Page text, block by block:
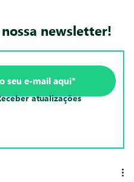
newsletter!
atualizações